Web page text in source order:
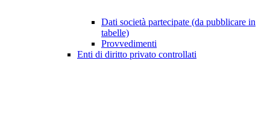
Dati società partecipate (da pubblicare in
tabelle)
Provvedimenti
Enti di diritto privato controllati